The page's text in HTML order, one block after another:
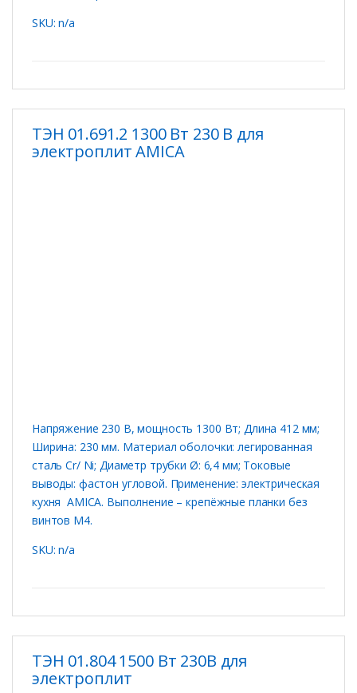
SKU: n/a
ТЭН 01.691.2 1300 Вт 230 В для
электроплит AMICA
Напряжение 230 В, мощность 1300 Вт; Длина 412 мм;
Ширина: 230 мм. Материал оболочки: легированная
сталь Cr/ Ni; Диаметр трубки Ø: 6,4 мм; Токовые
выводы: фастон угловой. Применение: электрическая
кухня AMICA. Выполнение – крепёжные планки без
винтов M4.
SKU: n/a
ТЭН 01.804 1500 Вт 230В для
электроплит